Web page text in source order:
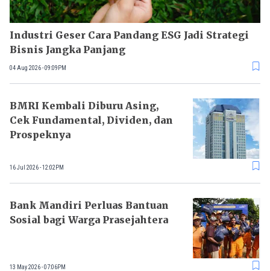
Industri Geser Cara Pandang ESG Jadi Strategi
Bisnis Jangka Panjang
04 Aug 2026 - 09:09PM
BMRI Kembali Diburu Asing,
Cek Fundamental, Dividen, dan
Prospeknya
16 Jul 2026 - 12:02PM
Bank Mandiri Perluas Bantuan
Sosial bagi Warga Prasejahtera
13 May 2026 - 07:06PM